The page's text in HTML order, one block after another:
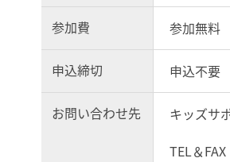
参加費 参加無料
申込締切 申込不要
お問い合わせ先
キッズサ
TEL＆